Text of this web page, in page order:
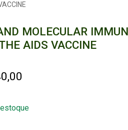
MOLECULAR
AIDS VACCINE